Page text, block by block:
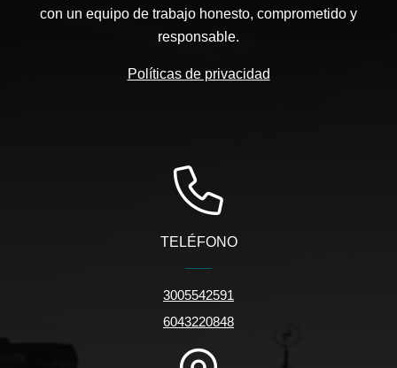
con un equipo de trabajo honesto, comprometido y
responsable.
Políticas de privacidad
TELÉFONO
3005542591
6043220848